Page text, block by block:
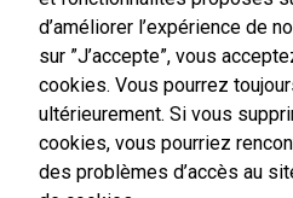
NOUS
d’améliorer l’expérience de
sur ”J’accepte”, vous
cookies. Vous pourrez
ultérieurement. Si vous
cookies, vous pourriez
des problèmes d’accès au